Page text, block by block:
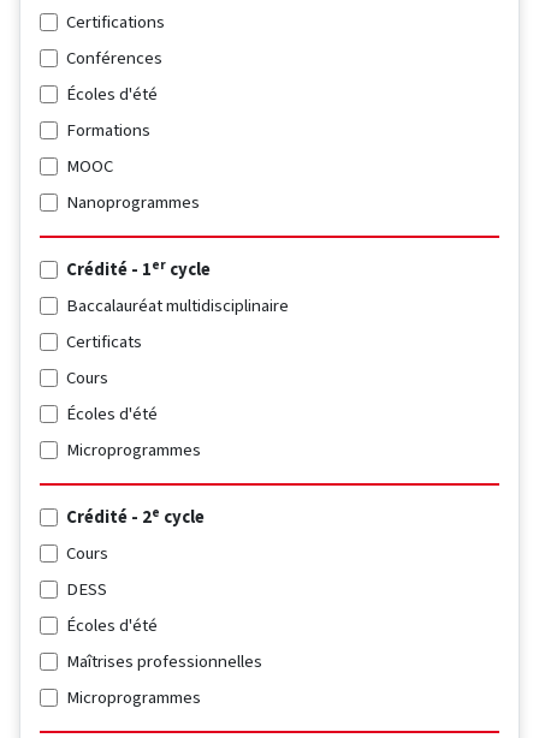
Certifications
Conférences
Écoles d'été
Formations
MOOC
Nanoprogrammes
Crédité - 1er cycle
Baccalauréat multidisciplinaire
Certificats
Cours
Écoles d'été
Microprogrammes
Crédité - 2e cycle
Cours
DESS
Écoles d'été
Maîtrises professionnelles
Microprogrammes